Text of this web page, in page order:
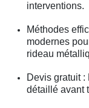
interventions.
Méthodes
modernes
rideau
Devis gratuit
détaillé avant